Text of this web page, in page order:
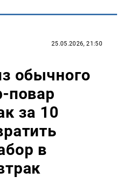
25.05.2026, 21:50
обычного
повар
за 10
в